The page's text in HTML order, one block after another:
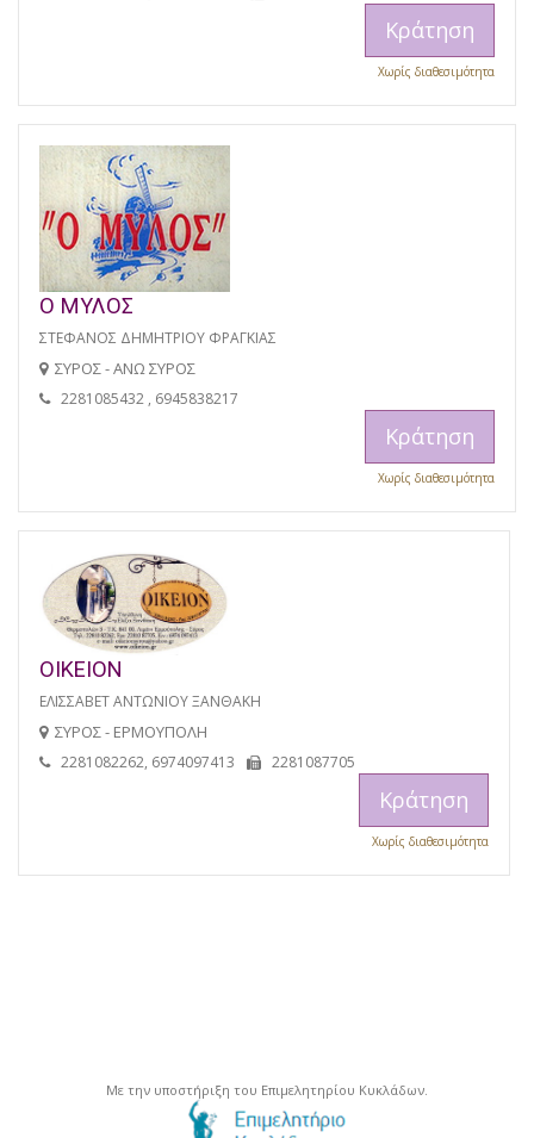
Κράτηση
Χωρίς διαθεσιμότητα
Ο ΜΥΛΟΣ
ΣΤΕΦΑΝΟΣ ΔΗΜΗΤΡΙΟΥ ΦΡΑΓΚΙΑΣ
ΣΥΡΟΣ - ΑΝΩ ΣΥΡΟΣ
2281085432 , 6945838217
Κράτηση
Χωρίς διαθεσιμότητα
ΟΙΚΕΙΟΝ
ΕΛΙΣΣΑΒΕΤ ΑΝΤΩΝΙΟΥ ΞΑΝΘΑΚΗ
ΣΥΡΟΣ - ΕΡΜΟΥΠΟΛΗ
2281082262, 6974097413 2281087705
Κράτηση
Χωρίς διαθεσιμότητα
Με την υποστήριξη του Επιμελητηρίου Κυκλάδων.